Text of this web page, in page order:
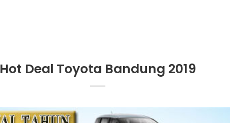
Hot Deal Toyota Bandung 2019